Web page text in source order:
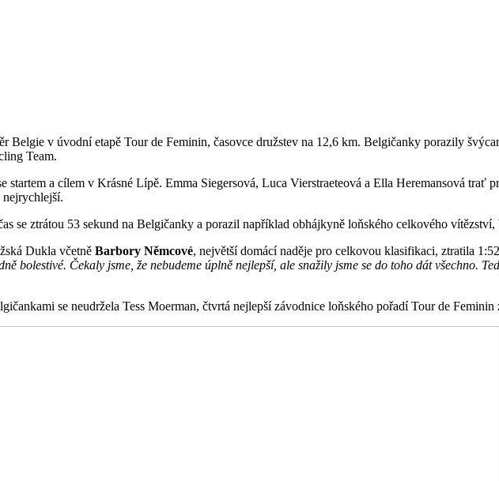
Belgie v úvodní etapě Tour de Feminin, časovce družstev na 12,6 km. Belgičanky porazily
Team.
startem a cílem v Krásné Lípě. Emma Siegersová, Luca Vierstraeteová a Ella Heremansová trať
se ztrátou 53 sekund na Belgičanky a porazil například obhájkyně loňského celkového
Dukla včetně Barbory Němcové, největší domácí naděje pro celkovou klasifikaci, ztratila
bolestivé. Čekaly jsme, že nebudeme úplně nejlepší, ale snažily jsme se do toho dát všechno.
se neudržela Tess Moerman, čtvrtá nejlepší závodnice loňského pořadí Tour de Feminin